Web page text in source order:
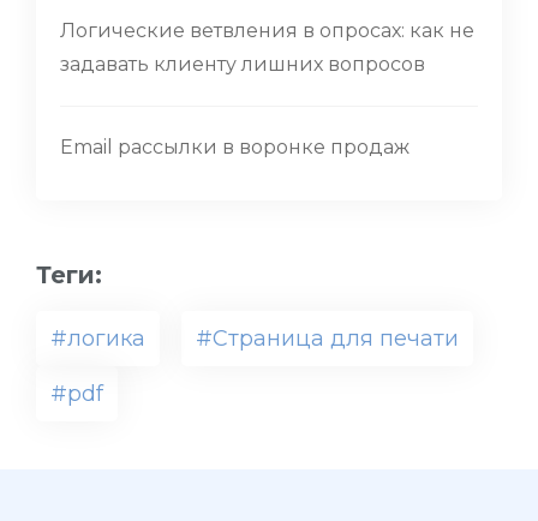
Логические ветвления в опросах: как не
задавать клиенту лишних вопросов
Email рассылки в воронке продаж
Теги:
#логика #Страница для печати
#pdf